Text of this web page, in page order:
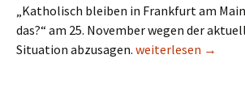
„Katholisch bleiben in Frankfurt am
das?“ am 25. November wegen der
Situation abzusagen. Absage:
weiterlesen →